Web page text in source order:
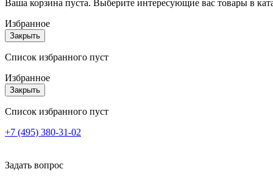
Ваша корзина пуста. Выберите интересующие вас товары в
Избранное
Закрыть
Список избранного пуст
Избранное
Закрыть
Список избранного пуст
+7 (495) 380-31-02
Задать вопрос